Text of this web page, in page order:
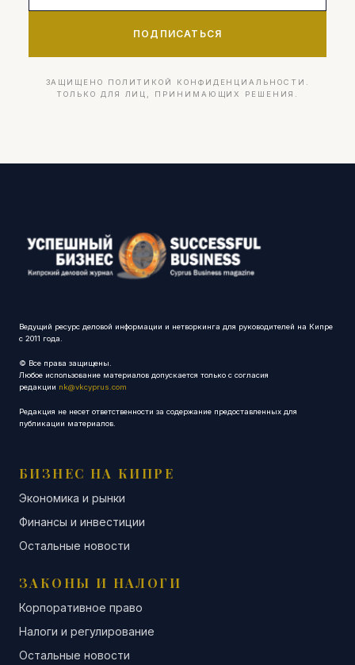
ПОДПИСАТЬСЯ
ЗАЩИЩЕНО ПОЛИТИКОЙ КОНФИДЕНЦИАЛЬНОСТИ.
ТОЛЬКО ДЛЯ ЛИЦ, ПРИНИМАЮЩИХ РЕШЕНИЯ.
Ведущий ресурс деловой информации и нетворкинга для руководителей на Кипре
с 2011 года.
© Все права защищены.
Любое использование материалов допускается только с согласия
редакции nk@vkcyprus.com
Редакция не несет ответственности за содержание предоставленных для
публикации материалов.
БИЗНЕС НА КИПРЕ
Экономика и рынки
Финансы и инвестиции
Остальные новости
ЗАКОНЫ И НАЛОГИ
Корпоративное право
Налоги и регулирование
Остальные новости